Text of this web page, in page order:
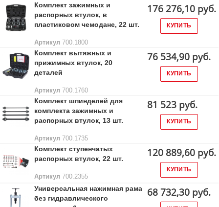
Комплект зажимных и
распорных втулок, в
пластиковом чемодане, 22 шт.
Артикул 700.1800
176 276,10 руб.
КУПИТЬ
Комплект вытяжных и
прижимных втулок, 20
деталей
Артикул 700.1760
76 534,90 руб.
КУПИТЬ
Комплект шпинделей для
комплекта зажимных и
распорных втулок, 13 шт.
Артикул 700.1735
81 523 руб.
КУПИТЬ
Комплект ступенчатых
распорных втулок, 22 шт.
Артикул 700.2355
120 889,60 руб.
КУПИТЬ
Универсальная нажимная рама
без гидравлического
68 732,30 руб.